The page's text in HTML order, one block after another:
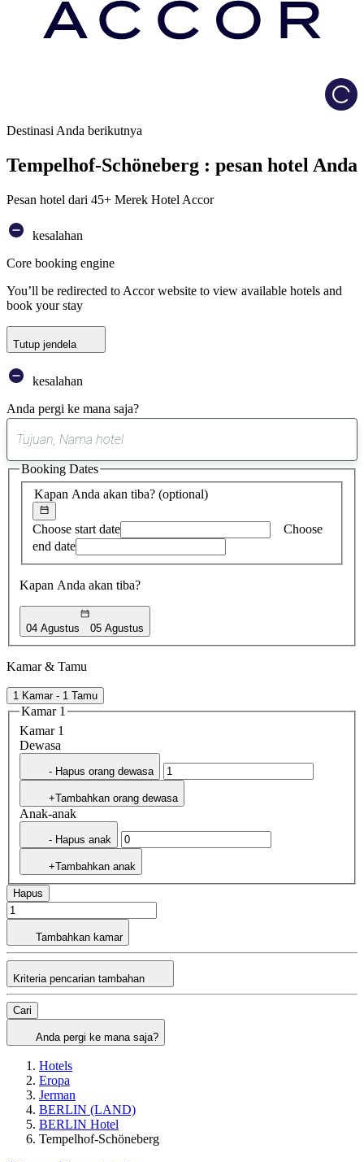
Destinasi Anda berikutnya
Tempelhof-Schöneberg : pesan hotel Anda
Pesan hotel dari 45+ Merek Hotel Accor
kesalahan
Core booking engine
You’ll be redirected to Accor website to view available hotels and
book your stay
Tutup jendela
kesalahan
Anda pergi ke mana saja?
saran
ditemukan
Kapan Anda akan tiba? (optional)
Choose start date
Choose
end date
Kapan Anda akan tiba?
04 Agustus 05 Agustus
Booking Dates
Kamar & Tamu
1 Kamar - 1 Tamu
Kamar 1
Kamar 1
Dewasa
- Hapus orang dewasa
+Tambahkan orang dewasa
Anak-anak
- Hapus anak
+Tambahkan anak
Hapus
Tambahkan kamar
Kriteria pencarian tambahan
Cari
Anda pergi ke mana saja?
Hotels
Eropa
Jerman
BERLIN (LAND)
BERLIN Hotel
Tempelhof-Schöneberg